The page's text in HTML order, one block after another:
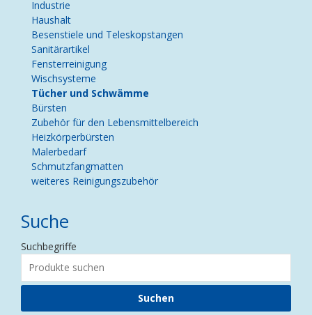
Industrie
Haushalt
Besenstiele und Teleskopstangen
Sanitärartikel
Fensterreinigung
Wischsysteme
Tücher und Schwämme
Bürsten
Zubehör für den Lebensmittelbereich
Heizkörperbürsten
Malerbedarf
Schmutzfangmatten
weiteres Reinigungszubehör
Suche
Suchbegriffe